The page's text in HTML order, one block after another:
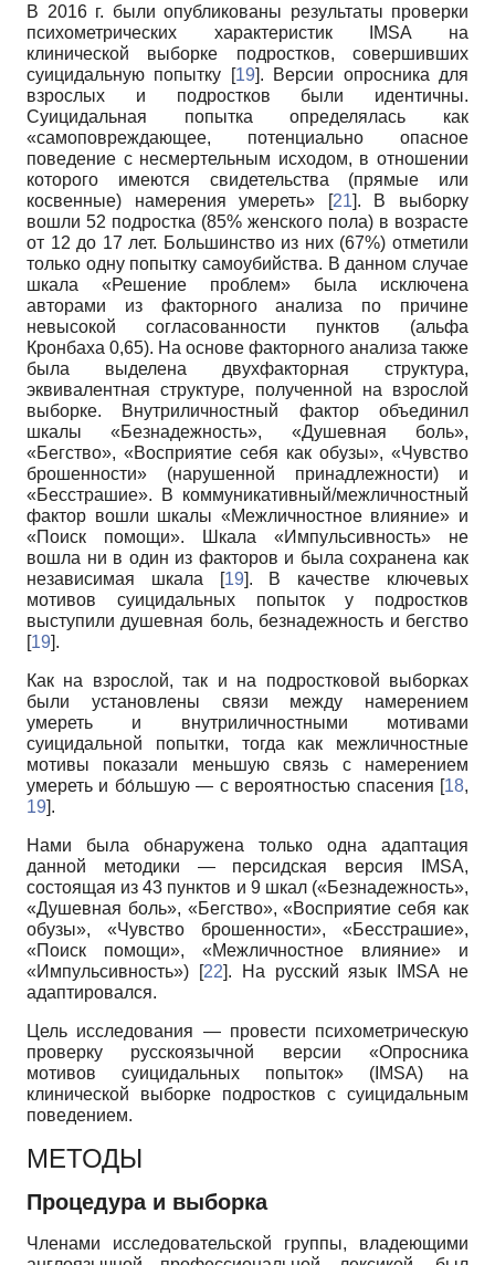
В 2016 г. были опубликованы результаты проверки
психометрических характеристик IMSA на
клинической выборке подростков, совершивших
суицидальную попытку [19]. Версии опросника для
взрослых и подростков были идентичны.
Суицидальная попытка определялась как
«самоповреждающее, потенциально опасное
поведение с несмертельным исходом, в отношении
которого имеются свидетельства (прямые или
косвенные) намерения умереть» [21]. В выборку
вошли 52 подростка (85% женского пола) в возрасте
от 12 до 17 лет. Большинство из них (67%) отметили
только одну попытку самоубийства. В данном случае
шкала «Решение проблем» была исключена
авторами из факторного анализа по причине
невысокой согласованности пунктов (альфа
Кронбаха 0,65). На основе факторного анализа также
была выделена двухфакторная структура,
эквивалентная структуре, полученной на взрослой
выборке. Внутриличностный фактор объединил
шкалы «Безнадежность», «Душевная боль»,
«Бегство», «Восприятие себя как обузы», «Чувство
брошенности» (нарушенной принадлежности) и
«Бесстрашие». В коммуникативный/межличностный
фактор вошли шкалы «Межличностное влияние» и
«Поиск помощи». Шкала «Импульсивность» не
вошла ни в один из факторов и была сохранена как
независимая шкала [19]. В качестве ключевых
мотивов суицидальных попыток у подростков
выступили душевная боль, безнадежность и бегство
[19].
Как на взрослой, так и на подростковой выборках
были установлены связи между намерением
умереть и внутриличностными мотивами
суицидальной попытки, тогда как межличностные
мотивы показали меньшую связь с намерением
умереть и бо́льшую — с вероятностью спасения [18,
19].
Нами была обнаружена только одна адаптация
данной методики — персидская версия IMSA,
состоящая из 43 пунктов и 9 шкал («Безнадежность»,
«Душевная боль», «Бегство», «Восприятие себя как
обузы», «Чувство брошенности», «Бесстрашие»,
«Поиск помощи», «Межличностное влияние» и
«Импульсивность») [22]. На русский язык IMSA не
адаптировался.
Цель исследования — провести психометрическую
проверку русскоязычной версии «Опросника
мотивов суицидальных попыток» (IMSA) на
клинической выборке подростков с суицидальным
поведением.
МЕТОДЫ
Процедура и выборка
Членами исследовательской группы, владеющими